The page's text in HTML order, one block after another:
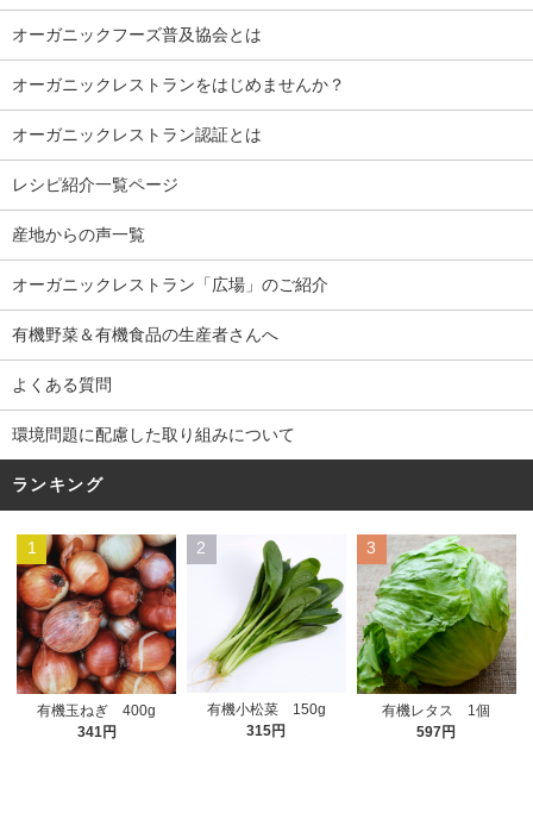
オーガニックフーズ普及協会とは
オーガニックレストランをはじめませんか？
オーガニックレストラン認証とは
レシピ紹介一覧ページ
産地からの声一覧
オーガニックレストラン「広場」のご紹介
有機野菜＆有機食品の生産者さんへ
よくある質問
環境問題に配慮した取り組みについて
ランキング
1
有機玉ねぎ 400g
341円
2
有機小松菜 150g
315円
3
有機レタス 1個
597円